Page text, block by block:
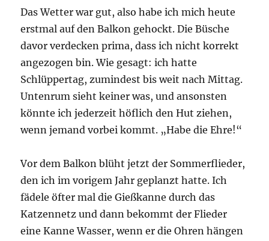
Das Wetter war gut, also habe ich mich heute
erstmal auf den Balkon gehockt. Die Büsche
davor verdecken prima, dass ich nicht korrekt
angezogen bin. Wie gesagt: ich hatte
Schlüppertag, zumindest bis weit nach Mittag.
Untenrum sieht keiner was, und ansonsten
könnte ich jederzeit höflich den Hut ziehen,
wenn jemand vorbei kommt. „Habe die Ehre!“
Vor dem Balkon blüht jetzt der Sommerflieder,
den ich im vorigem Jahr geplanzt hatte. Ich
fädele öfter mal die Gießkanne durch das
Katzennetz und dann bekommt der Flieder
eine Kanne Wasser, wenn er die Ohren hängen